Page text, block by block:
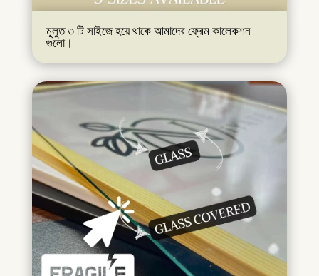
মূলুত ৩ টি সাইজে হয়ে থাকে আমাদের ফ্রেম কালেকশন
গুলো।